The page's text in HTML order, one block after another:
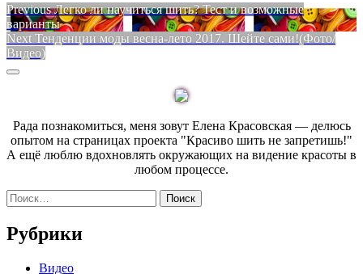
Навигация
по
записям
PreviousPrevious
post:
Легко ли научиться шить? Тест и возможные
варианты
Next Next
post:
Тенденции моды весна-лето 2017. Шейте сами!(Фото/
Видео)
Sidebar
Рада познакомиться, меня зовут Елена Красовская — делюсь
опытом на страницах проекта "Красиво шить не запретишь!"
А ещё люблю вдохновлять окружающих на видение красоты в
любом процессе.
Найти:
Рубрики
Видео